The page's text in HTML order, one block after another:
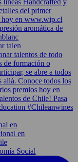
talen
en
Social